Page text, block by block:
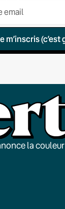
m’inscris
la couleur